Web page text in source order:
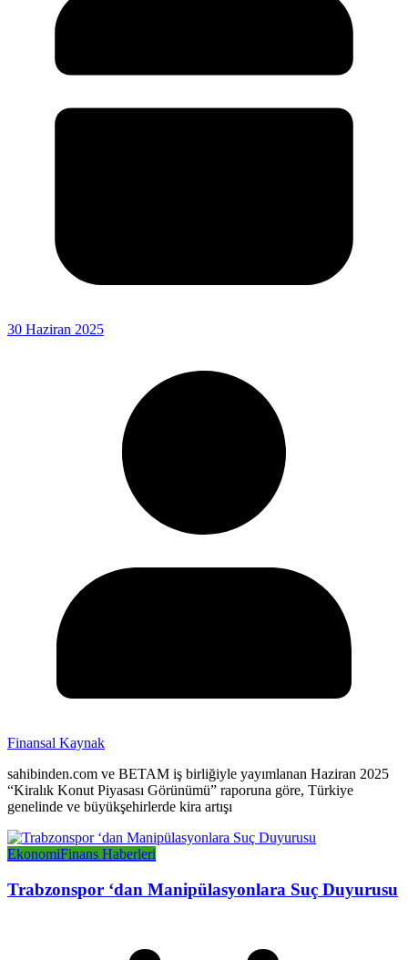
30 Haziran 2025
Finansal Kaynak
sahibinden.com ve BETAM iş birliğiyle yayımlanan Haziran 2025
“Kiralık Konut Piyasası Görünümü” raporuna göre, Türkiye
genelinde ve büyükşehirlerde kira artışı
EkonomiFinans Haberleri
Trabzonspor ‘dan Manipülasyonlara Suç Duyurusu